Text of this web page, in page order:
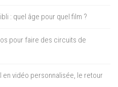
: quel âge pour quel film ?
pour faire des circuits de
en vidéo personnalisée, le retour